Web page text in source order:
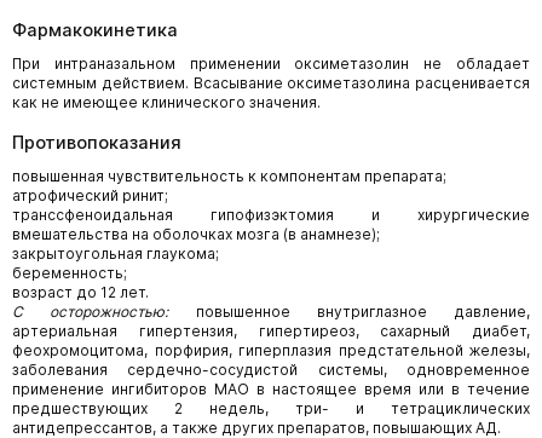
Фармакокинетика
При интраназальном применении оксиметазолин не обладает
системным действием. Всасывание оксиметазолина расценивается
как не имеющее клинического значения.
Противопоказания
повышенная чувствительность к компонентам препарата;
атрофический ринит;
транссфеноидальная гипофизэктомия и хирургические
вмешательства на оболочках мозга (в анамнезе);
закрытоугольная глаукома;
беременность;
возраст до 12 лет.
С осторожностью:повышенное внутриглазное давление,
артериальная гипертензия, гипертиреоз, сахарный диабет,
феохромоцитома, порфирия, гиперплазия предстательной железы,
заболевания сердечно-сосудистой системы, одновременное
применение ингибиторов МАО в настоящее время или в течение
предшествующих 2 недель, три- и тетрациклических
антидепрессантов, а также других препаратов, повышающих АД.